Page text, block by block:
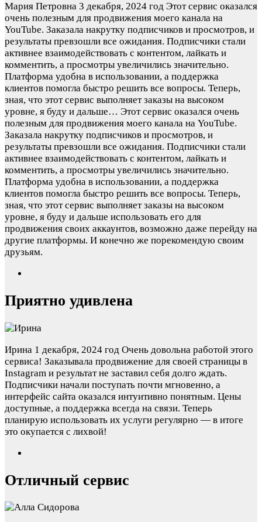
Мария Петровна 3 декабря, 2024 год Этот сервис оказался
очень полезным для продвижения моего канала на
YouTube. Заказала накрутку подписчиков и просмотров, и
результаты превзошли все ожидания. Подписчики стали
активнее взаимодействовать с контентом, лайкать и
комментить, а просмотры увеличились значительно.
Платформа удобна в использовании, а поддержка
клиентов помогла быстро решить все вопросы. Теперь,
зная, что этот сервис выполняет заказы на высоком
уровне, я буду и дальше… Этот сервис оказался очень
полезным для продвижения моего канала на YouTube.
Заказала накрутку подписчиков и просмотров, и
результаты превзошли все ожидания. Подписчики стали
активнее взаимодействовать с контентом, лайкать и
комментить, а просмотры увеличились значительно.
Платформа удобна в использовании, а поддержка
клиентов помогла быстро решить все вопросы. Теперь,
зная, что этот сервис выполняет заказы на высоком
уровне, я буду и дальше использовать его для
продвижения своих аккаунтов, возможно даже перейду на
другие платформы. И конечно же порекомендую своим
друзьям.
Приятно удивлена
Ирина 1 декабря, 2024 год Очень довольна работой этого
сервиса! Заказывала продвижение для своей страницы в
Instagram и результат не заставил себя долго ждать.
Подписчики начали поступать почти мгновенно, а
интерфейс сайта оказался интуитивно понятным. Цены
доступные, а поддержка всегда на связи. Теперь
планирую использовать их услуги регулярно — в итоге
это окупается с лихвой!
Отличный сервис